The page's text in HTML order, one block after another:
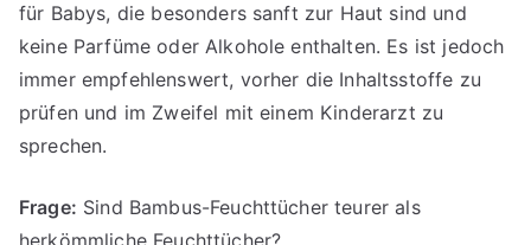
für Babys, die besonders sanft zur Haut sind und
keine Parfüme oder Alkohole enthalten. Es ist jedoch
immer empfehlenswert, vorher die Inhaltsstoffe zu
prüfen und im Zweifel mit einem Kinderarzt zu
sprechen.
Frage: Sind Bambus-Feuchttücher teurer als
herkömmliche Feuchttücher?